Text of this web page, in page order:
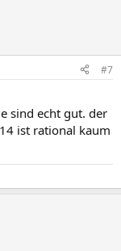
#7
sind echt gut. der
ist rational kaum